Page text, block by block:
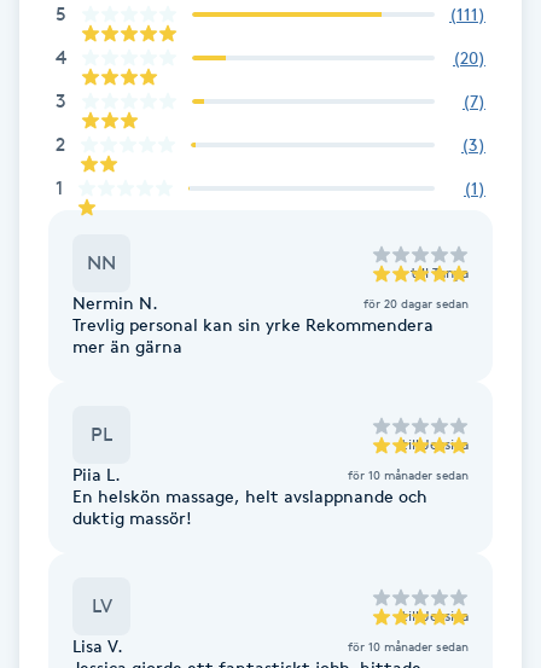
Color correction
Cryoterapi
Dermapen
Diamantslipning
Extensions
Extensions borttagning
Eyeliner-tatuering
5 (111)
4 (20)
3 (7)
2 (3)
1 (1)
NN till Tanya
Nermin N. för 20 dagar sedan
Trevlig personal kan sin yrke Rekommendera
mer än gärna
PL till Jessica
Piia L. för 10 månader sedan
En helskön massage, helt avslappnande och
duktig massör!
LV till Jessica
Lisa V. för 10 månader sedan